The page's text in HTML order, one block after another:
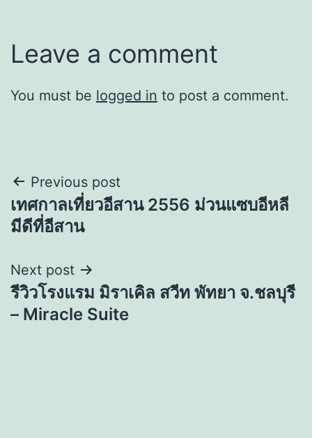
Leave a comment
You must be logged in to post a comment.
Post
navigation
Previous post
เทศกาลเที่ยวอีสาน 2556 ม่วนแซบอีหลี
มีดีที่อีสาน
Next post
รีวิวโรงแรม มิราเคิล สวีท พัทยา จ.ชลบุรี
– Miracle Suite